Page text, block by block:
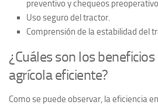
preventivo y chequeos
Uso seguro del tractor.
Comprensión de la estabilidad del
¿Cuáles son los
agrícola eficiente?
Como se puede observar, la eficiencia